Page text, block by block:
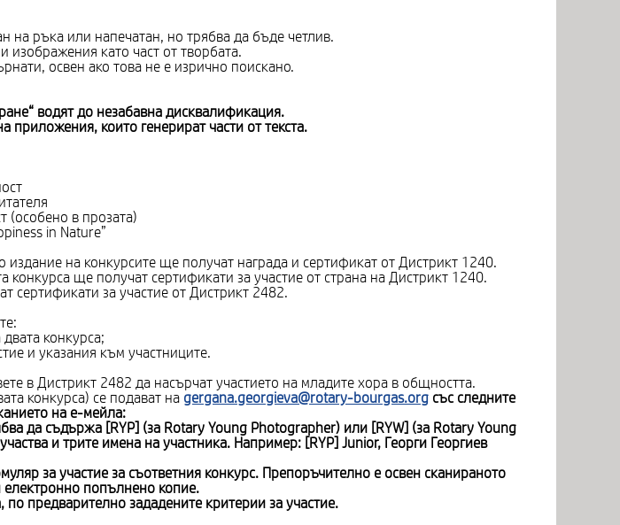
на ръка или напечатан, но трябва да бъде четлив.
изображения като част от творбата.
освен ако това не е изрично поискано.
водят до незабавна дисквалификация.
приложения, които генерират части от текста.
(особено в прозата)
in Nature”
издание на конкурсите ще получат награда и сертификат от Дистрикт 1240.
конкурса ще получат сертификати за участие от страна на Дистрикт 1240.
сертификати за участие от Дистрикт 2482.
конкурса;
и указания към участниците.
в Дистрикт 2482 да насърчат участието на младите хора в общността.
конкурса) се подават на gergana.georgieva@rotary-bourgas.org със следните
на е-мейла:
да съдържа
[RYP] (за Rotary Young Photographer) или [RYW] (за Rotary Young
и трите имена на участника. Например:
[RYP] Junior, Георги Георгиев
за участие за съответния конкурс. Препоръчително е освен сканираното
попълнено копие.
по предварително зададените критерии за участие.